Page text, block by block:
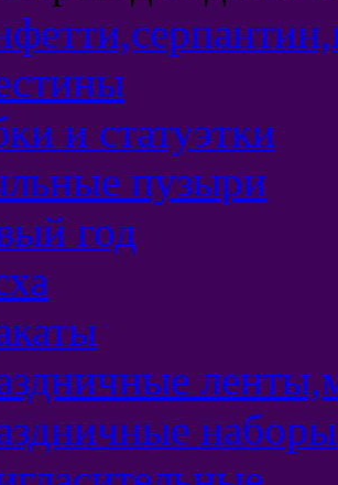
и статуэтки
пузыри
год